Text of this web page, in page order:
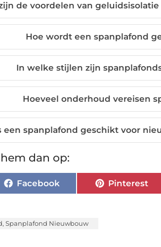
de voordelen van
Hoe wordt een spanplafond
In welke stijlen zijn
Hoeveel onderhoud vereisen
een spanplafond geschikt voor
dan op:
Facebook Pinterest
, Spanplafond Nieuwbouw